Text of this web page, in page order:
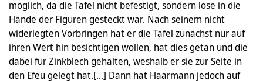
möglich, da die Tafel nicht befestigt, sondern lose in die
Hände der Figuren gesteckt war. Nach seinem nicht
widerlegten Vorbringen hat er die Tafel zunächst nur auf
ihren Wert hin besichtigen wollen, hat dies getan und die
dabei für Zinkblech gehalten, weshalb er sie zur Seite in
den Efeu gelegt hat.[...] Dann hat Haarmann jedoch auf